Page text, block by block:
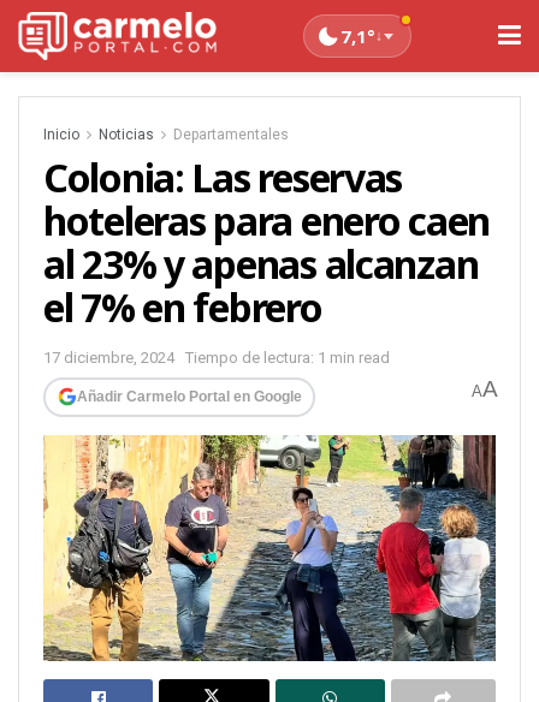
7,1°↓
Inicio Noticias Departamentales
Colonia: Las reservas
hoteleras para enero caen
al 23% y apenas alcanzan
el 7% en febrero
17 diciembre, 2024 Tiempo de lectura: 1 min read
Añadir Carmelo Portal en Google AA